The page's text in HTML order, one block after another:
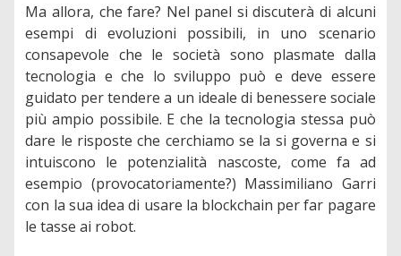
Ma allora, che fare? Nel panel si discuterà di alcuni
esempi di evoluzioni possibili, in uno scenario
consapevole che le società sono plasmate dalla
tecnologia e che lo sviluppo può e deve essere
guidato per tendere a un ideale di benessere sociale
più ampio possibile. E che la tecnologia stessa può
dare le risposte che cerchiamo se la si governa e si
intuiscono le potenzialità nascoste, come fa ad
esempio (provocatoriamente?) Massimiliano Garri
con la sua idea di usare la blockchain per far pagare
le tasse ai robot.